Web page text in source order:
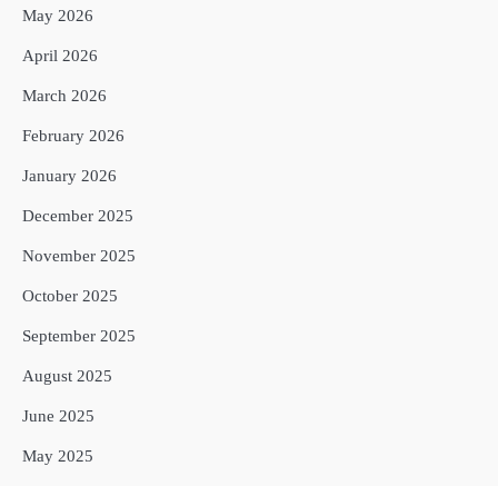
May 2026
April 2026
March 2026
February 2026
January 2026
December 2025
November 2025
October 2025
September 2025
August 2025
June 2025
May 2025